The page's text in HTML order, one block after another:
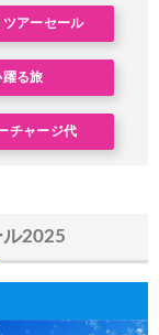
ール
ポン
円OFFクーポン
ツアーセール
躍る旅
チャージ代
ル2025